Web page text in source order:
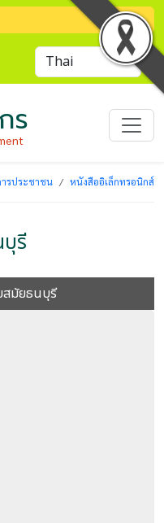
ร
รประชาชน หนังสืออิเล็กทรอนิกส์
รี
สมัยธนบุรี